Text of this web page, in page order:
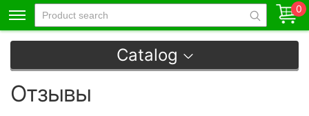
0
Catalog
Отзывы